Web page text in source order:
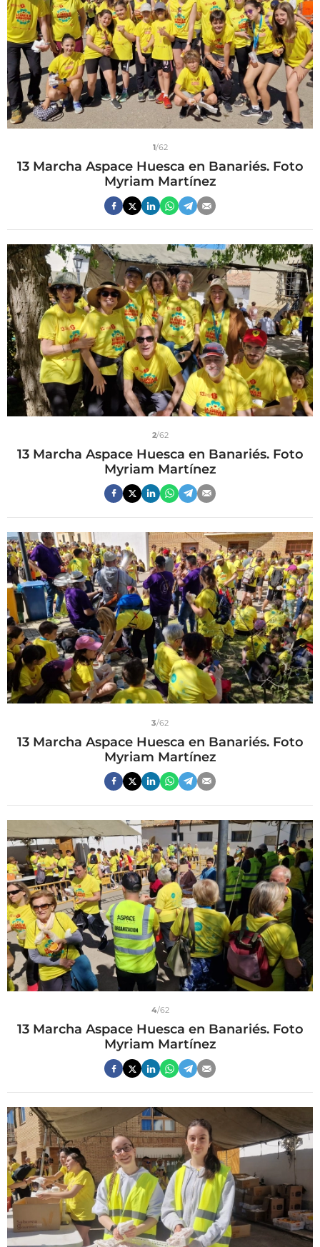
1/62
13 Marcha Aspace Huesca en Banariés. Foto
Myriam Martínez
2/62
13 Marcha Aspace Huesca en Banariés. Foto
Myriam Martínez
3/62
13 Marcha Aspace Huesca en Banariés. Foto
Myriam Martínez
4/62
13 Marcha Aspace Huesca en Banariés. Foto
Myriam Martínez